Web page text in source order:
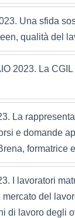
Una sfida
qualità del
2023. La
La
e domande
formatrice
I lavoratori
del
di lavoro degli